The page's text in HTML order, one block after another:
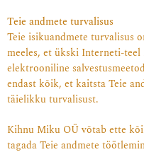
Teie andmete turvalisus
Teie isikuandmete turvalisus
meeles, et ükski Interneti-teel
elektrooniline
endast kõik, et kaitsta Teie
täielikku turvalisust.
Kihnu Miku OÜvõtab ette
tagada Teie andmete